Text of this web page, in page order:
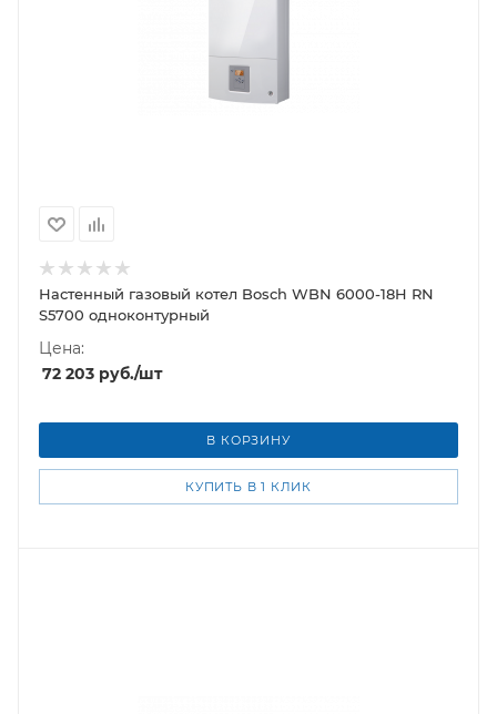
Настенный газовый котел Bosch WBN 6000-18H RN
S5700 одноконтурный
Цена:
72 203 руб./шт
В КОРЗИНУ
КУПИТЬ В 1 КЛИК